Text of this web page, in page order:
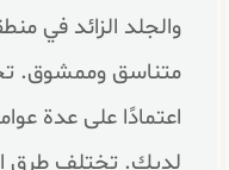
والجلد الزائد في
متناسق وممشوق.
اعتمادًا على عدة
لديكِ. تختلف طرق